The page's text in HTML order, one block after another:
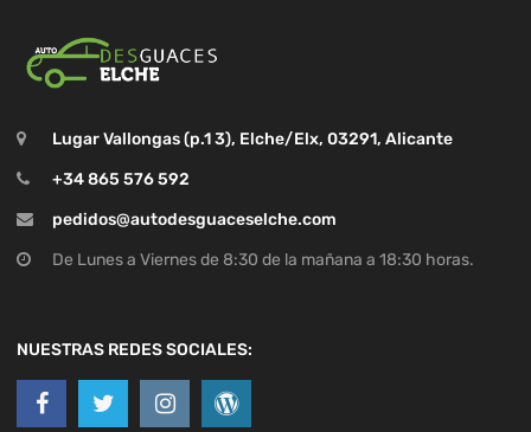
Lugar Vallongas (p.1 3), Elche/Elx, 03291, Alicante
+34 865 576 592
pedidos@autodesguaceselche.com
De Lunes a Viernes de 8:30 de la mañana a 18:30 horas.
NUESTRAS REDES SOCIALES: